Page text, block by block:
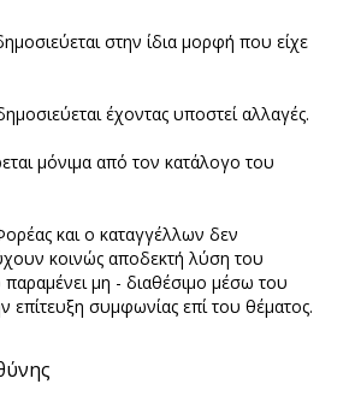
στην ίδια μορφή που είχε
έχοντας υποστεί αλλαγές.
μόνιμα από τον κατάλογο του
και ο καταγγέλλων δεν
κοινώς αποδεκτή λύση του
παραμένει μη - διαθέσιμο μέσω του
επίτευξη συμφωνίας επί του θέματος.